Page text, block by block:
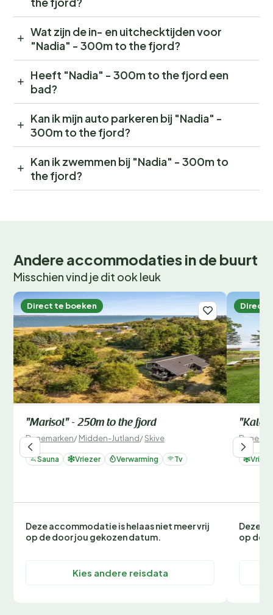
Wat zijn de in- en uitchecktijden voor
"Nadia" - 300m to the fjord?
Heeft "Nadia" - 300m to the fjord een
bad?
Kan ik mijn auto parkeren bij "Nadia" -
300m to the fjord?
Kan ik zwemmen bij "Nadia" - 300m to
the fjord?
Andere accommodaties in de buurt
Misschien vind je dit ook leuk
Direct te boeken
"Marisol" - 250m to the fjord
Denemarken/Midden-Jutland/Skive
Sauna Vriezer Verwarming Tv
Deze accommodatie is helaas niet meer vrij
op de door jou gekozen datum.
Kies andere reisdata
Direct
Deze
op de